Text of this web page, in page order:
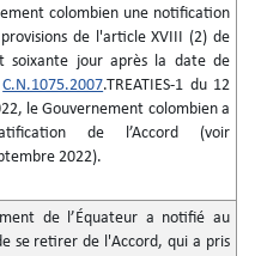
colombien une notification
de l'article XVIII (2) de
soixante jour après la date de
C.N.1075.2007.TREATIES-1 du 12
le Gouvernement colombien a
de l’Accord (voir
2022).
de l’Équateur a notifié au
se retirer de l'Accord, qui a pris